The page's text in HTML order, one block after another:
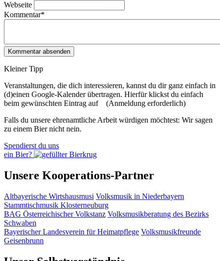
Webseite
Kommentar*
Kleiner Tipp
Veranstaltungen, die dich interessieren, kannst du dir ganz einfach in
(d)einen Google-Kalender übertragen. Hierfür klickst du einfach
beim gewünschten Eintrag auf
(Anmeldung erforderlich)
Falls du unsere ehrenamtliche Arbeit würdigen möchtest: Wir sagen
zu einem Bier nicht nein.
Spendierst du uns
ein Bier?
Unsere Kooperations-Partner
Altbayerische Wirtshausmusi Volksmusik in Niederbayern
Stammtischmusik Klosterneuburg
BAG Österreichischer Volkstanz Volksmusikberatung des Bezirks
Schwaben
Bayerischer Landesverein für Heimatpflege Volksmusikfreunde
Geisenbrunn